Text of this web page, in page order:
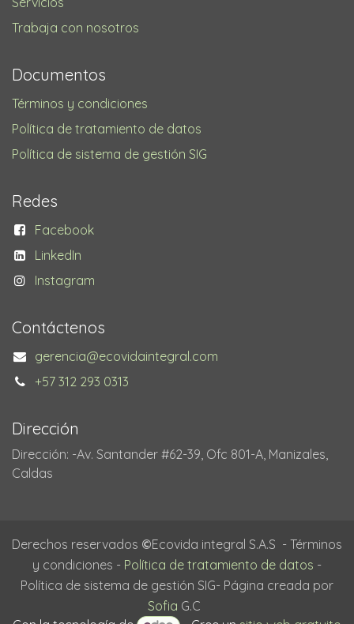
Trabaja con nosotros
Documentos
Términos y condiciones
Política de tratamiento de datos
Política de sistema de gestión SIG
Redes
Facebook
LinkedIn
Instagram
Contáctenos
gerencia@ecovidaintegral.com
+57 312 293 0313
Dirección
Dirección: -Av. Santander #62-39, Ofc 801-A, Manizales,
Caldas
Derechos reservados ©Ecovida integral S.A.S - Términos
y condiciones - Política de tratamiento de datos -
Política de sistema de gestión SIG- Página creada por
Sofia G.C